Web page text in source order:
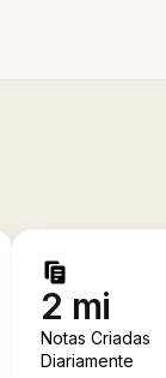
2 mi
Notas Criadas
Diariamente